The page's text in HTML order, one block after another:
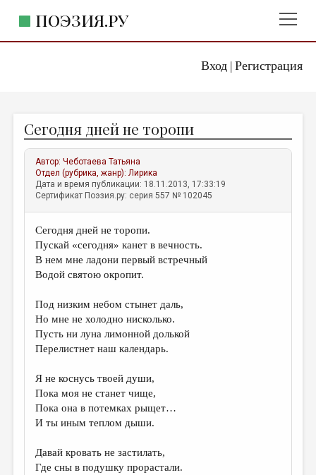
Вход| Регистрация
ПОЭЗИЯ.РУ
ЖАНРЫ
АВТОРЫ
КОММЕНТАРИИ
ЛИТСАЛОН
НОВОСТИ
ПРАВИЛА САЙТА
ИЗБРАННОЕ
ДАЙДЖЕСТ
ПЕРЕВОДЫ
КОНКУРСЫ
КНИЖНАЯ ПОЛКА
Сегодня дней не торопи
Автор:Чеботаева Татьяна
Отдел (рубрика, жанр):Лирика
Дата и время публикации: 18.11.2013, 17:33:19
Сертификат Поэзия.ру: серия 557 № 102045
Сегодня дней не торопи.
Пускай «сегодня» канет в вечность.
В нем мне ладони первый встречный
Водой святою окропит.
Под низким небом стынет даль,
Но мне не холодно нисколько.
Пусть ни луна лимонной долькой
Перелистнет наш календарь.
Я не коснусь твоей души,
Пока моя не станет чище,
Пока она в потемках рыщет…
И ты иным теплом дыши.
Давай кровать не застилать,
Где сны в подушку прорастали.